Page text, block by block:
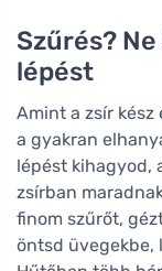
Szűrés?
lépést
Amint a zsír kész
a gyakran
lépést kihagyod,
zsírban
finom szűrőt,
öntsd üvegekbe,